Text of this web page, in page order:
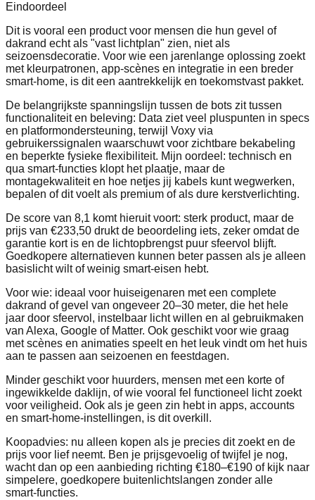
Eindoordeel
Dit is vooral een product voor mensen die hun gevel of
dakrand echt als "vast lichtplan" zien, niet als
seizoensdecoratie. Voor wie een jarenlange oplossing zoekt
met kleurpatronen, app‑scènes en integratie in een breder
smart‑home, is dit een aantrekkelijk en toekomstvast pakket.
De belangrijkste spanningslijn tussen de bots zit tussen
functionaliteit en beleving: Data ziet veel pluspunten in specs
en platformondersteuning, terwijl Voxy via
gebruikerssignalen waarschuwt voor zichtbare bekabeling
en beperkte fysieke flexibiliteit. Mijn oordeel: technisch en
qua smart‑functies klopt het plaatje, maar de
montagekwaliteit en hoe netjes jij kabels kunt wegwerken,
bepalen of dit voelt als premium of als dure kerstverlichting.
De score van 8,1 komt hieruit voort: sterk product, maar de
prijs van €233,50 drukt de beoordeling iets, zeker omdat de
garantie kort is en de lichtopbrengst puur sfeervol blijft.
Goedkopere alternatieven kunnen beter passen als je alleen
basislicht wilt of weinig smart‑eisen hebt.
Voor wie: ideaal voor huiseigenaren met een complete
dakrand of gevel van ongeveer 20–30 meter, die het hele
jaar door sfeervol, instelbaar licht willen en al gebruikmaken
van Alexa, Google of Matter. Ook geschikt voor wie graag
met scènes en animaties speelt en het leuk vindt om het huis
aan te passen aan seizoenen en feestdagen.
Minder geschikt voor huurders, mensen met een korte of
ingewikkelde daklijn, of wie vooral fel functioneel licht zoekt
voor veiligheid. Ook als je geen zin hebt in apps, accounts
en smart‑home‑instellingen, is dit overkill.
Koopadvies: nu alleen kopen als je precies dit zoekt en de
prijs voor lief neemt. Ben je prijsgevoelig of twijfel je nog,
wacht dan op een aanbieding richting €180–€190 of kijk naar
simpelere, goedkopere buitenlichtslangen zonder alle
smart‑functies.